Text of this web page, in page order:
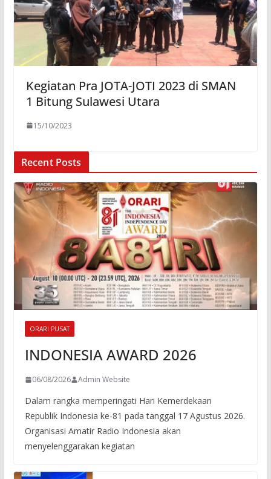
Kegiatan Pra JOTA-JOTI 2023 di SMAN
1 Bitung Sulawesi Utara
15/10/2023
Recent Posts
ORARI PUSAT
INDONESIA AWARD 2026
06/08/2026 Admin Website
Dalam rangka memperingati Hari Kemerdekaan
Republik Indonesia ke-81 pada tanggal 17 Agustus 2026.
Organisasi Amatir Radio Indonesia akan
menyelenggarakan kegiatan